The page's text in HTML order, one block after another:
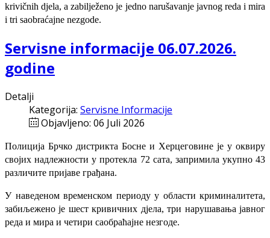
krivičnih djela, a zabilježeno je jedno narušavanje javnog reda i mira
i tri saobraćajne nezgode.
Servisne informacije 06.07.2026.
godine
Detalji
Kategorija: Servisne Informacije
Objavljeno: 06 Juli 2026
Полиција Брчко дистрикта Босне и Херцеговине је у оквиру
својих надлежности у протекла 72 сата, запримила укупно 43
различите пријаве грађана.
У наведеном временском периоду у области криминалитета,
забиљежено је шест кривичних дјела, три нарушавања јавног
реда и мира и четири саобраћајне незгоде.